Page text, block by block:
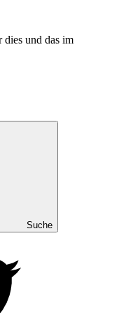
dies und das im
Suche